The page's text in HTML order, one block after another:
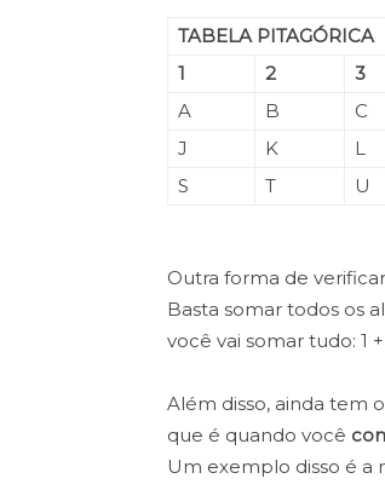
TABELA PITAGÓRICA
1
2 3
A
B C
J
K L
S
T U
Outra forma de
Basta somar todos os
você vai somar tudo: 1 +
Além disso, ainda tem
que é quando você
Um exemplo disso é a